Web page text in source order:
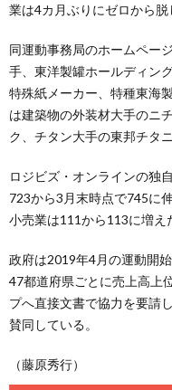
業は4カ月ぶりにゼロから脱
同運動事務局のホームペー
手、東洋製罐ホールディン
特殊紙メーカー、特種東海
は建築物の外装材大手のニ
ク、チタン大手の東邦チタ
ロジビズ・オンラインの独
723から3月末時点で745に
小売業は111から113に増え
政府は2019年4月の運動開
47都道府県ごとに売上高上
プへ直接文書で協力を要請
賛同している。
（藤原秀行）